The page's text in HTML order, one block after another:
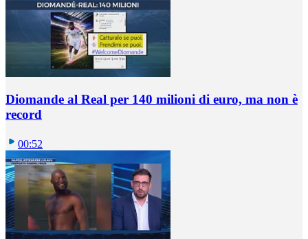
Diomande al Real per 140 milioni di euro, ma non è
record
00:52